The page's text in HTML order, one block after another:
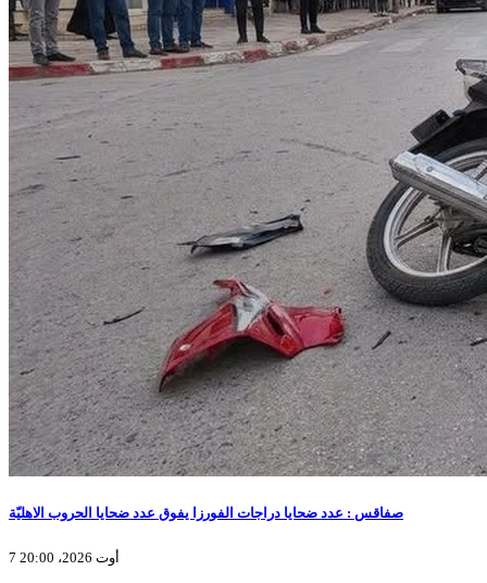
صفاقس : عدد ضحايا دراجات الفورزا يفوق عدد ضحايا الحروب الاهليّة
7 أوت 2026، 20:00